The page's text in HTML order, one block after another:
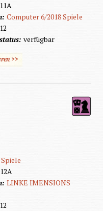
Computer 6/2018 Spiele
verfügbar
>>
Spiele
LINKE IMENSIONS